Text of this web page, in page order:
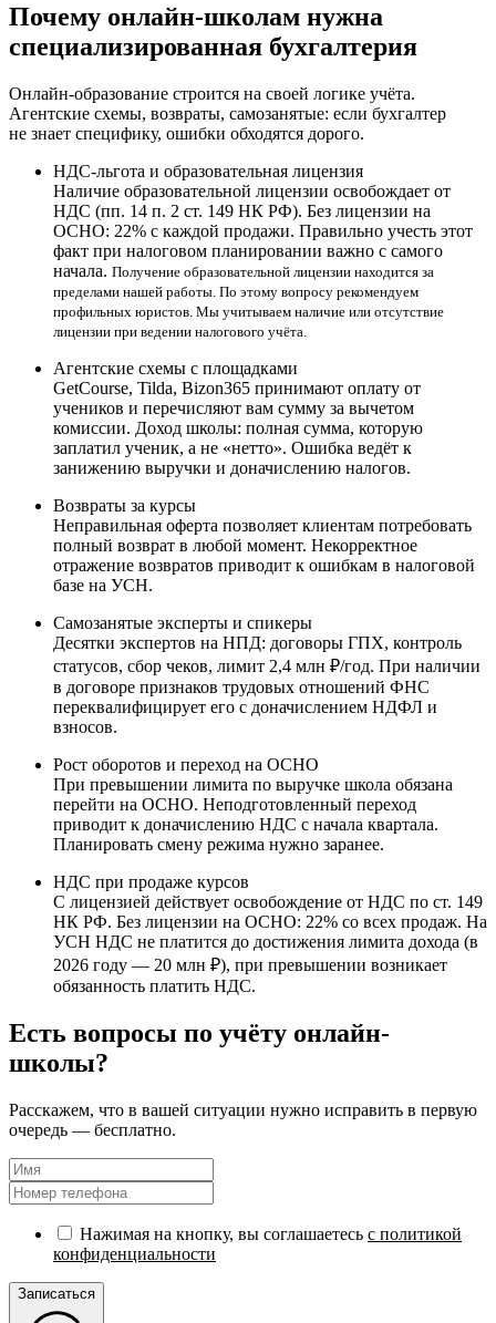
Почему онлайн-школам нужна
специализированная бухгалтерия
Онлайн-образование строится на своей логике учёта.
Агентские схемы, возвраты, самозанятые: если бухгалтер
не знает специфику, ошибки обходятся дорого.
НДС-льгота и образовательная лицензия
Наличие образовательной лицензии освобождает от
НДС (пп. 14 п. 2 ст. 149 НК РФ). Без лицензии на
ОСНО: 22% с каждой продажи. Правильно учесть этот
факт при налоговом планировании важно с самого
начала. Получение образовательной лицензии находится за
пределами нашей работы. По этому вопросу рекомендуем
профильных юристов. Мы учитываем наличие или отсутствие
лицензии при ведении налогового учёта.
Агентские схемы с площадками
GetCourse, Tilda, Bizon365 принимают оплату от
учеников и перечисляют вам сумму за вычетом
комиссии. Доход школы: полная сумма, которую
заплатил ученик, а не «нетто». Ошибка ведёт к
занижению выручки и доначислению налогов.
Возвраты за курсы
Неправильная оферта позволяет клиентам потребовать
полный возврат в любой момент. Некорректное
отражение возвратов приводит к ошибкам в налоговой
базе на УСН.
Самозанятые эксперты и спикеры
Десятки экспертов на НПД: договоры ГПХ, контроль
статусов, сбор чеков, лимит 2,4 млн ₽/год. При наличии
в договоре признаков трудовых отношений ФНС
переквалифицирует его с доначислением НДФЛ и
взносов.
Рост оборотов и переход на ОСНО
При превышении лимита по выручке школа обязана
перейти на ОСНО. Неподготовленный переход
приводит к доначислению НДС с начала квартала.
Планировать смену режима нужно заранее.
НДС при продаже курсов
С лицензией действует освобождение от НДС по ст. 149
НК РФ. Без лицензии на ОСНО: 22% со всех продаж. На
УСН НДС не платится до достижения лимита дохода (в
2026 году — 20 млн ₽), при превышении возникает
обязанность платить НДС.
Есть вопросы по учёту онлайн-
школы?
Расскажем, что в вашей ситуации нужно исправить в первую
очередь — бесплатно.
Нажимая на кнопку, вы соглашаетесь с политикой
конфиденциальности
Записаться